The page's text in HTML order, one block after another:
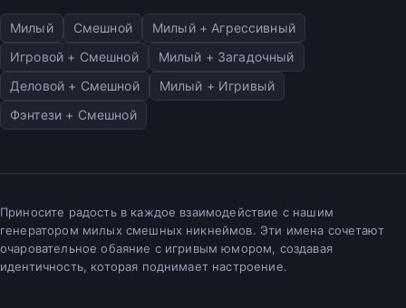
Милый Смешной
Милый + Агрессивный
Игровой + Смешной
Милый + Загадочный
Деловой + Смешной
Милый + Игривый
Фэнтези + Смешной
Приносите радость в каждое взаимодействие с нашим
генератором милых смешных никнеймов. Эти имена сочетают
очаровательное обаяние с игривым юмором, создавая
идентичность, которая поднимает настроение.